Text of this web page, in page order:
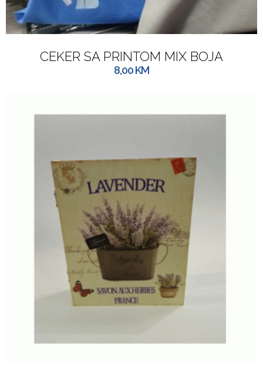
CEKER SA PRINTOM MIX BOJA
8,00KM